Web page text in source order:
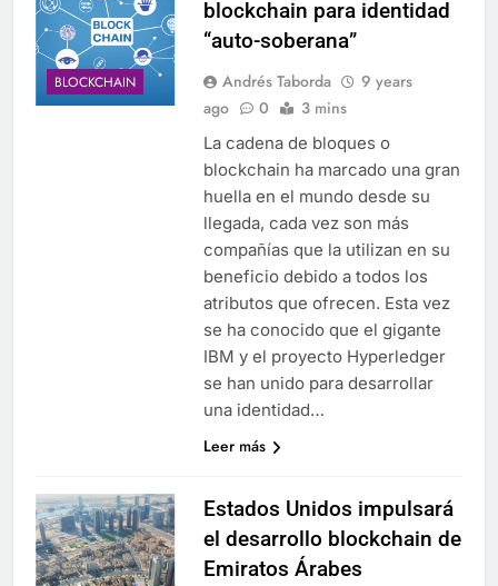
BLOCKCHAIN
blockchain para identidad
“auto-soberana”
Andrés Taborda
9 years
ago
0 3 mins
La cadena de bloques o
blockchain ha marcado una gran
huella en el mundo desde su
llegada, cada vez son más
compañías que la utilizan en su
beneficio debido a todos los
atributos que ofrecen. Esta vez
se ha conocido que el gigante
IBM y el proyecto Hyperledger
se han unido para desarrollar
una identidad…
Leer más
Estados Unidos impulsará
el desarrollo blockchain de
Emiratos Árabes